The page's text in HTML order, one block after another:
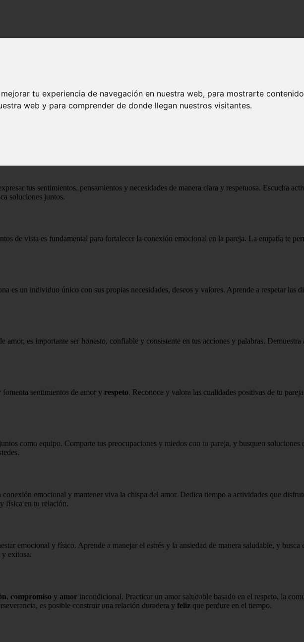
tu experiencia de navegación en nuestra web, para mostrarte
web y para comprender de donde llegan nuestros visitantes.
saludable en tu relación
para que esta perdure y se fortalezca con el tiempo. A menudo, las parejas se enfrentan a
obstáculo y consolidar una unión duradera.
. Aquí
tus sentimientos, pensamientos y necesidades de manera clara y respetuosa. Escucha
soluciones juntos.
de vista es fundamental para fortalecer la conexión emocional en la pareja. La empatía te
es un individuo único con sus propias necesidades, deseos y valores. Aprende a respetar las
amor, es importante ser honesto, confiable y consistente en tus acciones y palabras.
sentimientos de amor y respeto. Reconoce y valora las cualidades positivas de tu
como equipo. Comparte tus preocupaciones y miedos con tu pareja, y busquen soluciones
emocional y mantener viva la chispa del amor. Dedica tiempo a actividades que
física en tu relación.
emocional y físico. Aprende a manejar el estrés y la ansiedad de manera saludable, y
exitosa.
, compromiso y amor incondicional. Practicar un amor saludable basado en el respeto, la
es posible construir una relación duradera y feliz que perdure en el tiempo.